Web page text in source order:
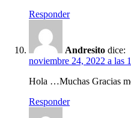
Responder
Andresito dice:
noviembre 24, 2022 a las
Hola …Muchas Gracias
Responder